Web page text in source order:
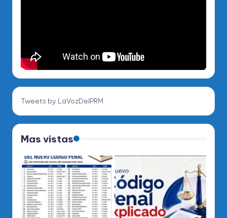
Tweets by LaVozDelPRM
Mas vistas